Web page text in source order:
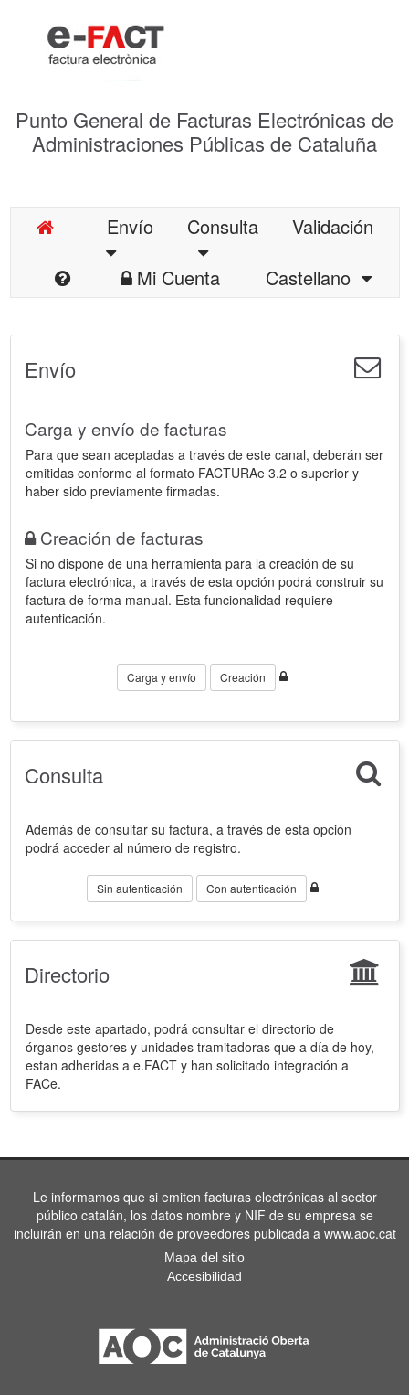
Punto General de Facturas Electrónicas de
Administraciones Públicas de Cataluña
Envío Consulta
Validación
Mi Cuenta
Castellano
Envío
Carga y envío de facturas
Para que sean aceptadas a través de este canal, deberán ser
emitidas conforme al formato FACTURAe 3.2 o superior y
haber sido previamente firmadas.
Creación de facturas
Si no dispone de una herramienta para la creación de su
factura electrónica, a través de esta opción podrá construir su
factura de forma manual. Esta funcionalidad requiere
autenticación.
Carga y envío Creación
Consulta
Además de consultar su factura, a través de esta opción
podrá acceder al número de registro.
Sin autenticación Con autenticación
Directorio
Desde este apartado, podrá consultar el directorio de
órganos gestores y unidades tramitadoras que a día de hoy,
estan adheridas a e.FACT y han solicitado integración a
FACe.
Le informamos que si emiten facturas electrónicas al sector
público catalán, los datos nombre y NIF de su empresa se
incluirán en una relación de proveedores publicada a www.aoc.cat
Mapa del sitio
Accesibilidad